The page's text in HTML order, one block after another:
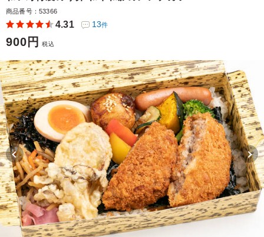
商品番号：53366
4.31 13件
900円 税込